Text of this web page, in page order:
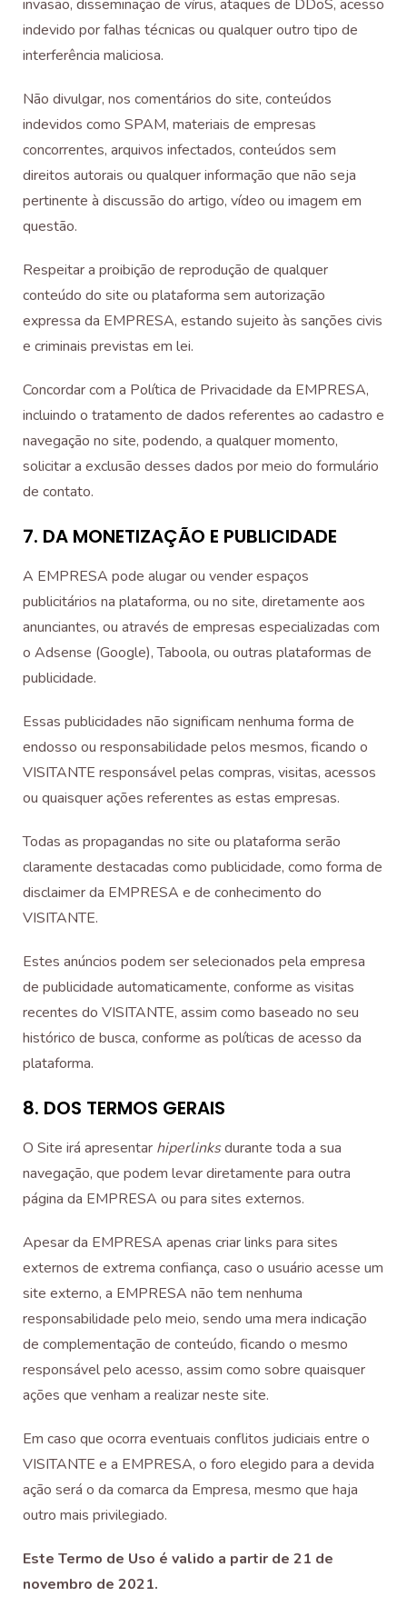
invasão, disseminação de vírus, ataques de DDoS, acesso
indevido por falhas técnicas ou qualquer outro tipo de
interferência maliciosa.
Não divulgar, nos comentários do site, conteúdos
indevidos como SPAM, materiais de empresas
concorrentes, arquivos infectados, conteúdos sem
direitos autorais ou qualquer informação que não seja
pertinente à discussão do artigo, vídeo ou imagem em
questão.
Respeitar a proibição de reprodução de qualquer
conteúdo do site ou plataforma sem autorização
expressa da EMPRESA, estando sujeito às sanções civis
e criminais previstas em lei.
Concordar com a Política de Privacidade da EMPRESA,
incluindo o tratamento de dados referentes ao cadastro e
navegação no site, podendo, a qualquer momento,
solicitar a exclusão desses dados por meio do formulário
de contato.
7. DA MONETIZAÇÃO E PUBLICIDADE
A EMPRESA pode alugar ou vender espaços
publicitários na plataforma, ou no site, diretamente aos
anunciantes, ou através de empresas especializadas com
o Adsense (Google), Taboola, ou outras plataformas de
publicidade.
Essas publicidades não significam nenhuma forma de
endosso ou responsabilidade pelos mesmos, ficando o
VISITANTE responsável pelas compras, visitas, acessos
ou quaisquer ações referentes as estas empresas.
Todas as propagandas no site ou plataforma serão
claramente destacadas como publicidade, como forma de
disclaimer da EMPRESA e de conhecimento do
VISITANTE.
Estes anúncios podem ser selecionados pela empresa
de publicidade automaticamente, conforme as visitas
recentes do VISITANTE, assim como baseado no seu
histórico de busca, conforme as políticas de acesso da
plataforma.
8. DOS TERMOS GERAIS
O Site irá apresentar hiperlinksdurante toda a sua
navegação, que podem levar diretamente para outra
página da EMPRESA ou para sites externos.
Apesar da EMPRESA apenas criar links para sites
externos de extrema confiança, caso o usuário acesse um
site externo, a EMPRESA não tem nenhuma
responsabilidade pelo meio, sendo uma mera indicação
de complementação de conteúdo, ficando o mesmo
responsável pelo acesso, assim como sobre quaisquer
ações que venham a realizar neste site.
Em caso que ocorra eventuais conflitos judiciais entre o
VISITANTE e a EMPRESA, o foro elegido para a devida
ação será o da comarca da Empresa, mesmo que haja
outro mais privilegiado.
Este Termo de Uso é valido a partir de 21 de
novembro de 2021.